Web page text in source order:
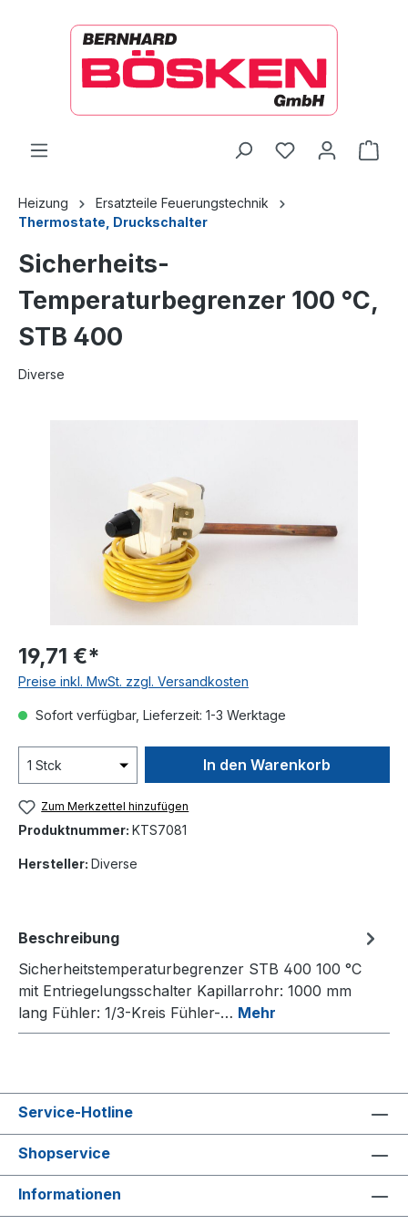
Heizung
Ersatzteile Feuerungstechnik
Thermostate, Druckschalter
Sicherheits-
Temperaturbegrenzer 100 °C,
STB 400
Diverse
19,71 €*
Preise inkl. MwSt. zzgl. Versandkosten
Sofort verfügbar, Lieferzeit: 1-3 Werktage
In den Warenkorb
Zum Merkzettel hinzufügen
Produktnummer: KTS7081
Hersteller: Diverse
Beschreibung
Sicherheitstemperaturbegrenzer STB 400 100 °C
mit Entriegelungsschalter Kapillarrohr: 1000 mm
lang Fühler: 1/3-Kreis Fühler-… Mehr
Service-Hotline
Shopservice
Informationen